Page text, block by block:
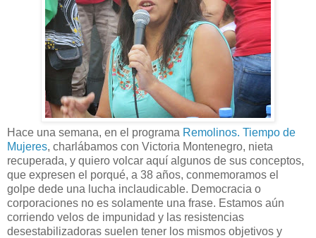
Hace una semana, en el programa Remolinos. Tiempo de
Mujeres, charlábamos con Victoria Montenegro, nieta
recuperada, y quiero volcar aquí algunos de sus conceptos,
que expresen el porqué, a 38 años, conmemoramos el
golpe dede una lucha inclaudicable. Democracia o
corporaciones no es solamente una frase. Estamos aún
corriendo velos de impunidad y las resistencias
desestabilizadoras suelen tener los mismos objetivos y